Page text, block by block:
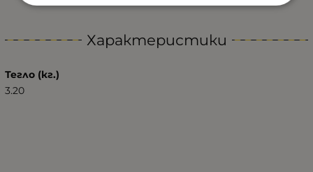
Характеристики
Тегло (кг.)
3.20